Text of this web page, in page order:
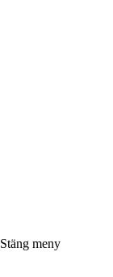
Stäng meny